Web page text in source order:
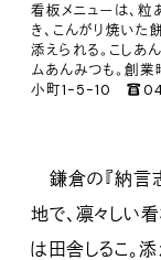
看板メニューは、粒
き、こんがり焼い
添えられる。こしあ
ムあんみつも。創
小町1-5-10
鎌倉の『納言
地で、凛々しい
は田舎しるこ。